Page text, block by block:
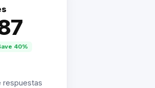
40%
respuestas